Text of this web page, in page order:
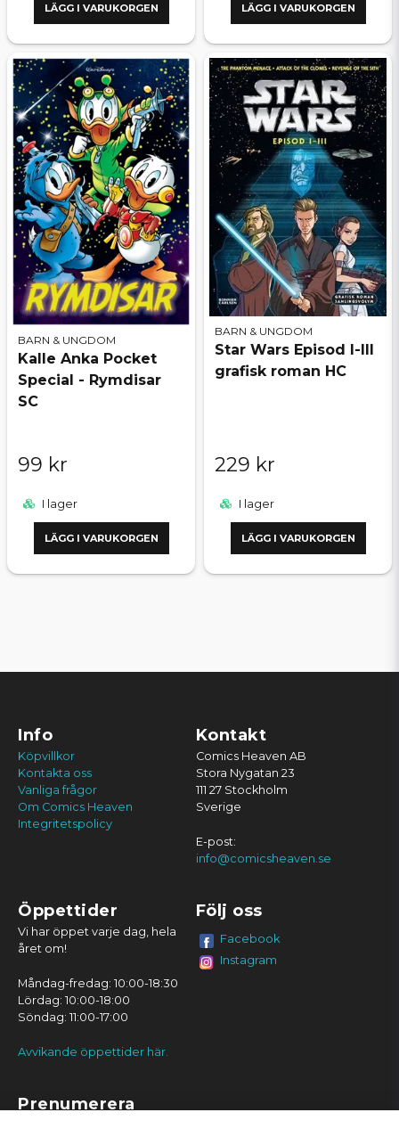
LÄGG I VARUKORGEN LÄGG I VARUKORGEN
BARN & UNGDOM
Kalle Anka Pocket
Special - Rymdisar
SC
99 kr
I lager
LÄGG I VARUKORGEN
BARN & UNGDOM
Star Wars Episod I-III
grafisk roman HC
229 kr
I lager
LÄGG I VARUKORGEN
Info
Köpvillkor
Kontakta oss
Vanliga frågor
Om Comics Heaven
Integritetspolicy
Kontakt
Comics Heaven AB
Stora Nygatan 23
111 27 Stockholm
Sverige
E-post:
info@comicsheaven.se
Öppettider
Vi har öppet varje dag, hela
året om!
Måndag-fredag: 10:00-18:30
Lördag: 10:00-18:00
Söndag: 11:00-17:00
Avvikande öppettider här.
Följ oss
Facebook
Instagram
Prenumerera